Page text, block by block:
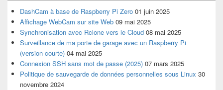
DashCam à base de Raspberry Pi Zero 01 juin 2025
Affichage WebCam sur site Web 09 mai 2025
Synchronisation avec Rclone vers le Cloud 08 mai 2025
Surveillance de ma porte de garage avec un Raspberry Pi
(version courte) 04 mai 2025
Connexion SSH sans mot de passe (2025) 07 mars 2025
Politique de sauvegarde de données personnelles sous Linux 30
novembre 2024